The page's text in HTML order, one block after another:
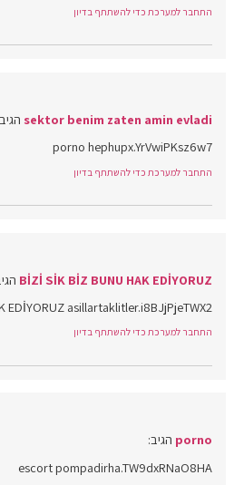
התחבר למערכת כדי להשתתף בדיון
sektor benim zaten amin evladi
porno hephupx.YrVwiPKsz6w7
התחבר למערכת כדי להשתתף בדיון
BİZİ SİK BİZ BUNU HAK EDİYORUZ
EDİYORUZ asillartaklitler.i8BJjPjeTWX2
התחבר למערכת כדי להשתתף בדיון
porno הגיב:
escort pompadirha.TW9dxRNaO8HA